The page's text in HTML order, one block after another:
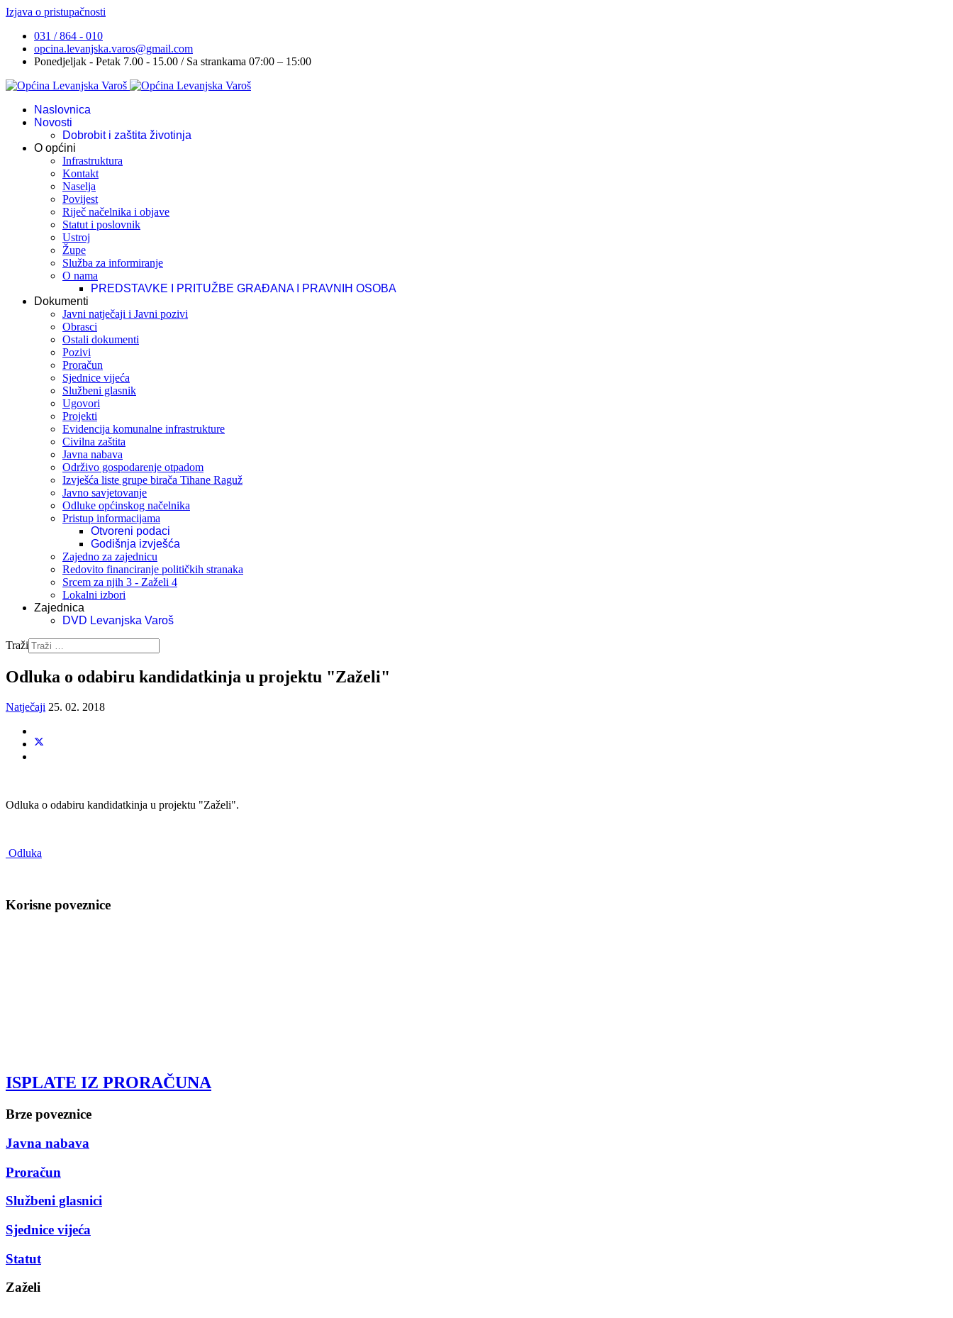
Izjava o pristupačnosti
031 / 864 - 010
opcina.levanjska.varos@gmail.com
Ponedjeljak - Petak 7.00 - 15.00 / Sa strankama 07:00 – 15:00
Naslovnica
Novosti
Dobrobit i zaštita životinja
O općini
Infrastruktura
Kontakt
Naselja
Povijest
Riječ načelnika i objave
Statut i poslovnik
Ustroj
Župe
Služba za informiranje
O nama
PREDSTAVKE I PRITUŽBE GRAĐANA I PRAVNIH OSOBA
Dokumenti
Javni natječaji i Javni pozivi
Obrasci
Ostali dokumenti
Pozivi
Proračun
Sjednice vijeća
Službeni glasnik
Ugovori
Projekti
Evidencija komunalne infrastrukture
Civilna zaštita
Javna nabava
Održivo gospodarenje otpadom
Izvješća liste grupe birača Tihane Raguž
Javno savjetovanje
Odluke općinskog načelnika
Pristup informacijama
Otvoreni podaci
Godišnja izvješća
Zajedno za zajednicu
Redovito financiranje političkih stranaka
Srcem za njih 3 - Zaželi 4
Lokalni izbori
Zajednica
DVD Levanjska Varoš
Traži
Odluka o odabiru kandidatkinja u projektu "Zaželi"
Natječaji 25. 02. 2018
Odluka o odabiru kandidatkinja u projektu "Zaželi".
Odluka
Korisne poveznice
ISPLATE IZ PRORAČUNA
Brze poveznice
Javna nabava
Proračun
Službeni glasnici
Sjednice vijeća
Statut
Zaželi